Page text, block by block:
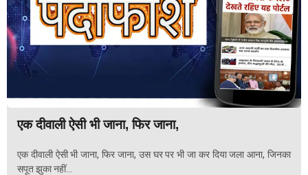
एक दीवाली ऐसी भी जाना, फिर जाना,
एक दीवाली ऐसी भी जाना, फिर जाना, उस घर पर भी जा कर दिया जला आना, जिनका
सपूत झुका नहीं...